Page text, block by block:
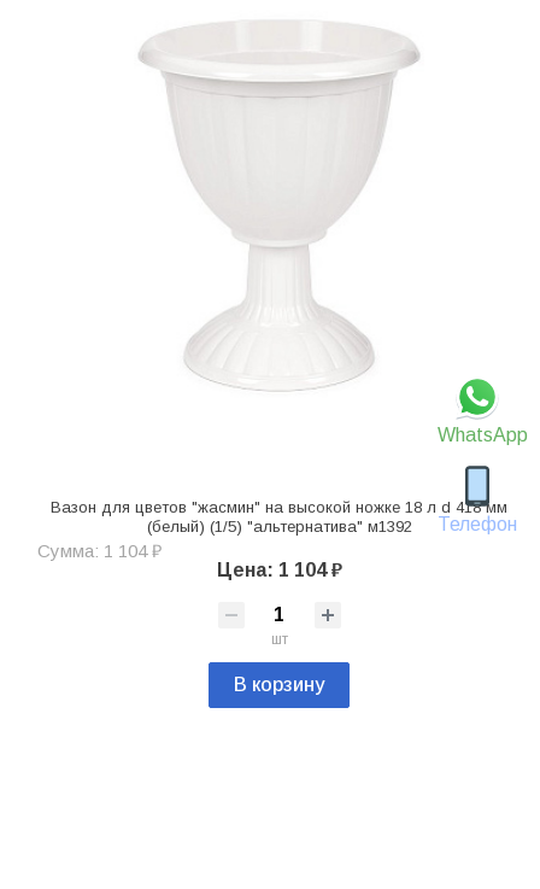
WhatsApp
Телефон
Вазон для цветов "жасмин" на высокой ножке 18 л d 418 мм
(белый) (1/5) "альтернатива" м1392
Сумма: 1 104 ₽
Цена: 1 104 ₽
шт
В корзину